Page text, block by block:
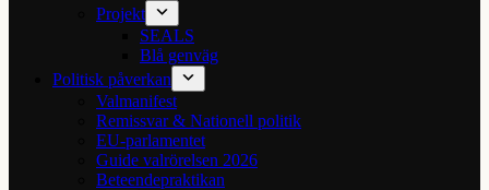
Projekt
SEALS
Blå genväg
Politisk påverkan
Valmanifest
Remissvar & Nationell politik
EU-parlamentet
Guide valrörelsen 2026
Beteendepraktikan